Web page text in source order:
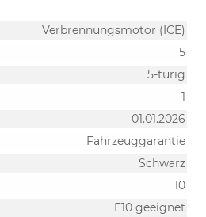
Verbrennungsmotor (ICE)
5
5-türig
1
01.01.2026
Fahrzeuggarantie
Schwarz
10
E10 geeignet